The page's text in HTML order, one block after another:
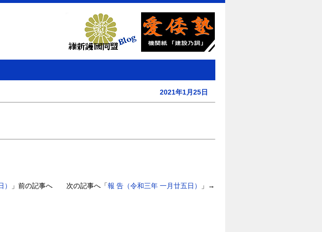
2021年1月25日
」前の記事へ 次の記事へ「報 告（令和三年 一月廿五日） 」→